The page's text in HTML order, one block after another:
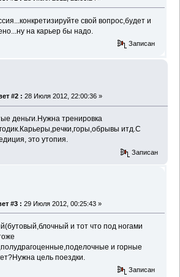
свой вопрос,будет и
на карьер бы надо.
Записан
#2 : 28 Июля 2012, 22:00:36 »
деньги.Нужна тренировка
итд.С
это утопия.
Записан
#3 : 29 Июля 2012, 00:25:43 »
и тот что под ногами
и горные
цель поездки.
Записан